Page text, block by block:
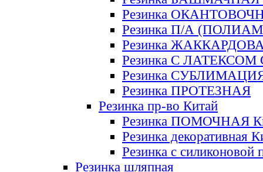
Резинка
Резинка П/А
Резинка
Резинка С ЛАТЕКСОМ
Резинка
Резинка ПРОТЕЗНАЯ
Резинка пр-во Китай
Резинка ПОМОЧНАЯ
Резинка декоративная
Резинка с силиконовой
Резинка шляпная